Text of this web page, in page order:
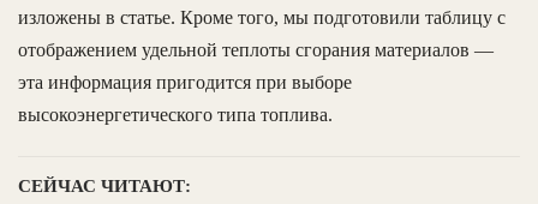
изложены в статье. Кроме того, мы подготовили таблицу с
отображением удельной теплоты сгорания материалов —
эта информация пригодится при выборе
высокоэнергетического типа топлива.
СЕЙЧАС ЧИТАЮТ: